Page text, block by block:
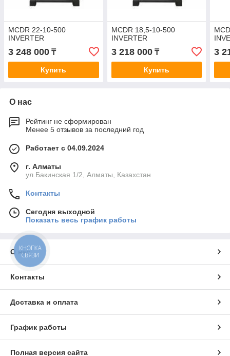
MCDR 22-10-500
INVERTER
3 248 000 ₸
Купить
MCDR 18,5-10-500
INVERTER
3 218 000₸
Купить
3
О нас
Рейтинг не сформирован
Менее 5 отзывов за последний год
Работает с 04.09.2024
г. Алматы
ул.Бакинская 1/2, Алматы, Казахстан
Контакты
Сегодня выходной
Показать весь график работы
О нас
Контакты
Доставка и оплата
График работы
Полная версия сайта
КНОПКА
СВЯЗИ